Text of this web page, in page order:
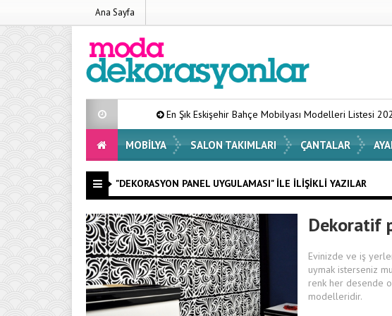
Ana Sayfa
En Şık Eskişehir Bahçe Mobilyası Modelleri Listesi 2026
MOBILYA SALON TAKIMLARI ÇANTALAR
"DEKORASYON PANEL UYGULAMASI" ILE İLIŞIKLI YAZILAR
Dekoratif
Evinizde ve iş
uymak isterseniz
renk her desende
modelleridir.